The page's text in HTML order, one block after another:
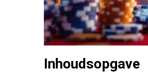
Inhoudsopgave